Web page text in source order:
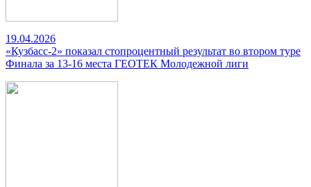
19.04.2026
«Кузбасс-2» показал стопроцентный результат во втором туре
Финала за 13-16 места ГЕОТЕК Молодежной лиги